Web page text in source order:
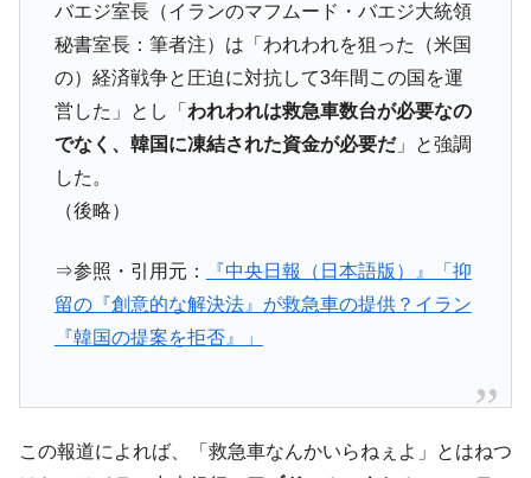
1.9倍！
『Money1』
在韓米国大使スティールが着韓！⇒ さっそ
く空港に詰めかけ「出て行け！」「極右勢力」のプラカー
ドを掲げる「在韓反米勢力」
『Money1』
韓国政府「2035年までに18.4GW規模のAIデ
ータセンター整備」⇒ だから無理だってば。
『Money1』
『Money1』
韓国『国民年金公団』株価暴落で200兆蒸
発。
『Money1』
韓国政府「ニセＫ-ブランドを通報しようキ
『Money1』
韓国「橋が落ちました」⇒ 耐久性「なさす
韓国鉄鋼最大手『POSCO』ズブズブ沈む。
バエジ室長（イランのマフムード・バエジ大統領
秘書室長：筆者注）は「われわれを狙った（米国
の）経済戦争と圧迫に対抗して3年間この国を運
営した」とし「 われわれは救急車数台が必要なの
でなく、韓国に凍結された資金が必要だ」と強調
した。
（後略）
⇒参照・引用元：
『中央日報（日本語版）』「抑
留の『創意的な解決法』が救急車の提供？イラン
『韓国の提案を拒否』」
この報道によれば、「救急車なんかいらねぇよ」とはねつ